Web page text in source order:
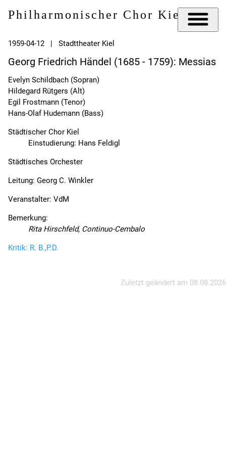
Philharmonischer Chor Kiel e.V.
1959-04-12 | Stadttheater Kiel
Georg Friedrich Händel (1685 - 1759): Messias
Evelyn Schildbach (Sopran)
Hildegard Rütgers (Alt)
Egil Frostmann (Tenor)
Hans-Olaf Hudemann (Bass)
Städtischer Chor Kiel
Einstudierung: Hans Feldigl
Städtisches Orchester
Leitung: Georg C. Winkler
Veranstalter: VdM
Bemerkung:
Rita Hirschfeld, Continuo-Cembalo
Kritik: R. B.,P.D.
Zuletzt geändert am 08.08.2026